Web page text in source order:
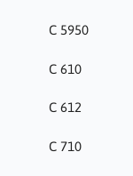
C 5950
C 610
C 612
C 710